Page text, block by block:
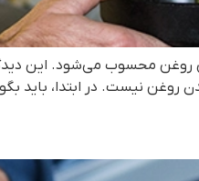
روغن محسوب می‌شود. این
نیست. در ابتدا، باید